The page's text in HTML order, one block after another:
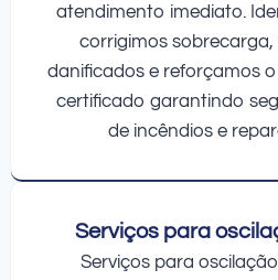
atendimento imediato.
corrigimos
danificados e reforçamos
certificado garantindo
de incêndios e
Serviços para
Serviços para